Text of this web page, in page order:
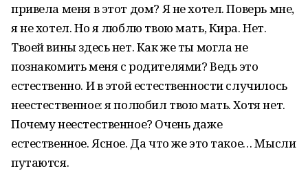
привела меня в этот дом? Я не хотел. Поверь мне,
я не хотел. Но я люблю твою мать, Кира. Нет.
Твоей вины здесь нет. Как же ты могла не
познакомить меня с родителями? Ведь это
естественно. И в этой естественности случилось
неестественное: я полюбил твою мать. Хотя нет.
Почему неестественное? Очень даже
естественное. Ясное. Да что же это такое… Мысли
путаются.